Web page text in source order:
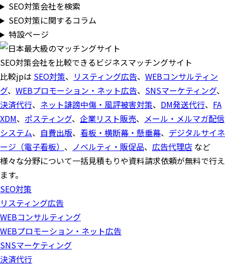
SEO対策会社を検索
SEO対策に関するコラム
特設ページ
SEO対策会社を比較できるビジネスマッチングサイト
比較jpは SEO対策、 リスティング広告、 WEBコンサルティン
グ、 WEBプロモーション・ネット広告、 SNSマーケティング、
決済代行、 ネット誹謗中傷・風評被害対策、 DM発送代行、 FA
XDM、 ポスティング、 企業リスト販売、 メール・メルマガ配信
システム、 自費出版、 看板・横断幕・懸垂幕、 デジタルサイネ
ージ（電子看板） 、 ノベルティ・販促品、 広告代理店 など
様々な分野について一括見積もりや資料請求依頼が無料で行え
ます。
SEO対策
リスティング広告
WEBコンサルティング
WEBプロモーション・ネット広告
SNSマーケティング
決済代行